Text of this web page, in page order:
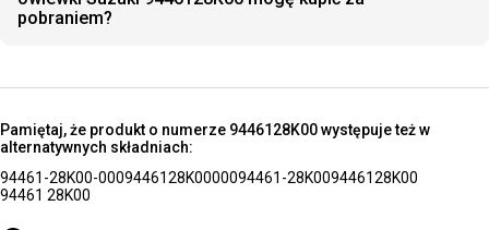
pobraniem?
Pamiętaj, że produkt o numerze 9446128K00 występuje też w
alternatywnych składniach:
94461-28K00-0009446128K0000094461-28K009446128K00
94461 28K00